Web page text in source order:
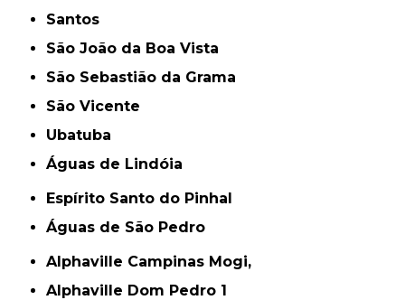
Santos
São João da Boa Vista
São Sebastião da Grama
São Vicente
Ubatuba
Águas de Lindóia
Espírito Santo do Pinhal
Águas de São Pedro
Alphaville Campinas Mogi,
Alphaville Dom Pedro 1